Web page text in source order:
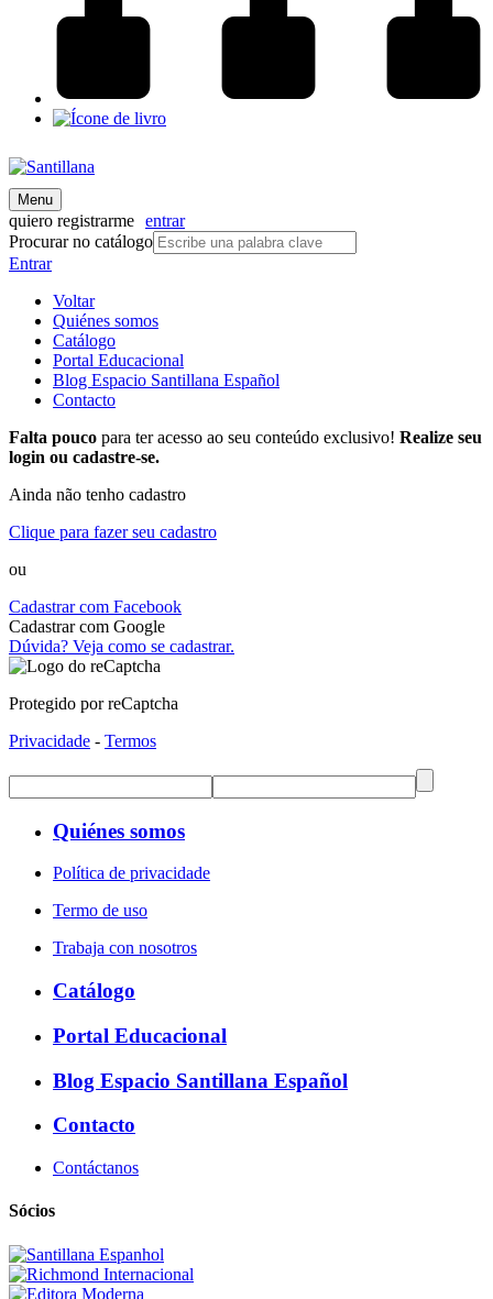
Menu
quiero registrarme entrar
Procurar no catálogo
Entrar
Voltar
Quiénes somos
Catálogo
Portal Educacional
Blog Espacio Santillana Español
Contacto
Falta pouco para ter acesso ao seu conteúdo exclusivo! Realize seu
login ou cadastre-se.
Ainda não tenho cadastro
Clique para fazer seu cadastro
ou
Cadastrar com Facebook
Cadastrar com Google
Dúvida? Veja como se cadastrar.
Protegido por reCaptcha
Privacidade - Termos
Quiénes somos
Política de privacidade
Termo de uso
Trabaja con nosotros
Catálogo
Portal Educacional
Blog Espacio Santillana Español
Contacto
Contáctanos
Sócios